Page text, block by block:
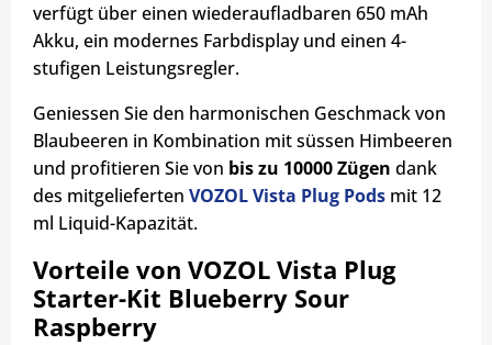
verfügt über einen wiederaufladbaren 650 mAh
Akku, ein modernes Farbdisplay und einen 4-
stufigen Leistungsregler.
Geniessen Sie den harmonischen Geschmack von
Blaubeeren in Kombination mit süssen Himbeeren
und profitieren Sie von bis zu 10000 Zügen dank
des mitgelieferten VOZOL Vista Plug Pods mit 12
ml Liquid-Kapazität.
Vorteile von VOZOL Vista Plug
Starter-Kit Blueberry Sour
Raspberry